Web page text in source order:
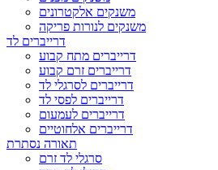
משנקים אלקטרונים
משנקים לנורות פריקה
דרייברים לד
דרייברים מתח קבוע
דרייברים זרם קבוע
דרייברים לסרגלי לד
דרייברים לפסי לד
דרייברים לעמעום
דרייברים אלחוטיים
תאורה נסתרת
סרגלי לד זרם